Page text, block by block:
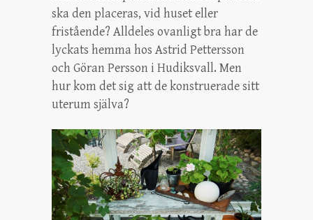
ska den placeras, vid huset eller
fristående? Alldeles ovanligt bra har de
lyckats hemma hos Astrid Pettersson
och Göran Persson i Hudiksvall. Men
hur kom det sig att de konstruerade sitt
uterum själva?